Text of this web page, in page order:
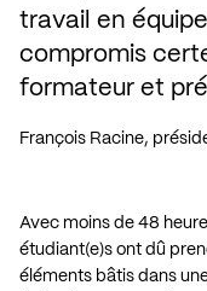
travail en
compromis
formateur et
François Racine,
Avec moins de 48
étudiant(e)s ont dû
éléments bâtis dans